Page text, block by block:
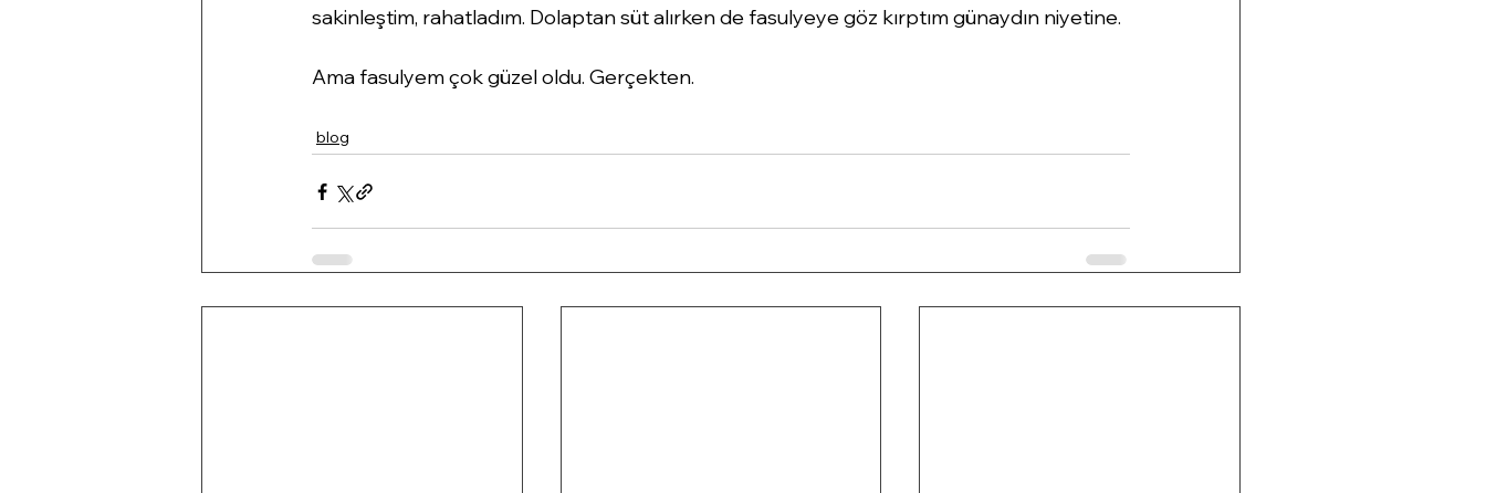
sakinleştim, rahatladım. Dolaptan süt alırken de fasulyeye göz kırptım günaydın niyetine.
Ama fasulyem çok güzel oldu. Gerçekten.
blog